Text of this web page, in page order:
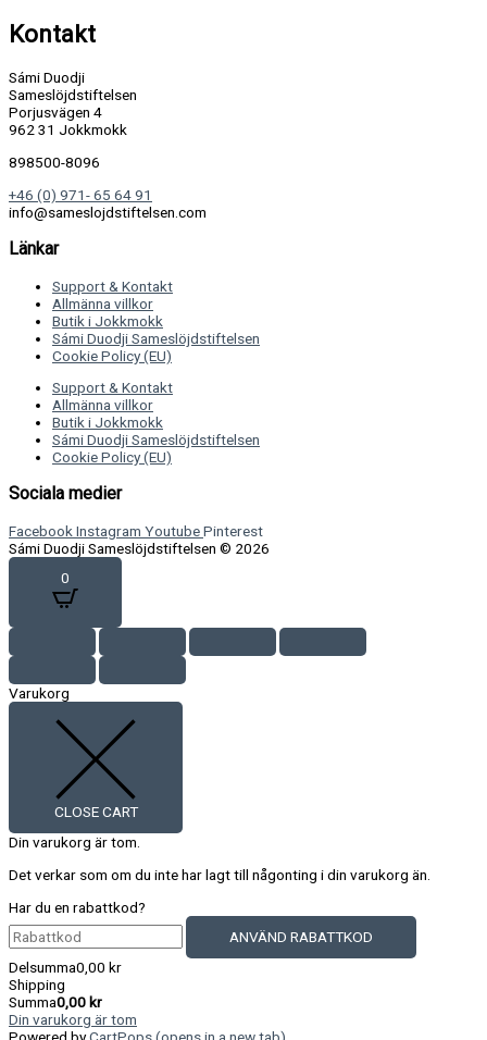
Kontakt
Sámi Duodji
Sameslöjdstiftelsen
Porjusvägen 4
962 31 Jokkmokk
898500-8096
+46 (0) 971- 65 64 91
info@sameslojdstiftelsen.com
Länkar
Support & Kontakt
Allmänna villkor
Butik i Jokkmokk
Sámi Duodji Sameslöjdstiftelsen
Cookie Policy (EU)
Support & Kontakt
Allmänna villkor
Butik i Jokkmokk
Sámi Duodji Sameslöjdstiftelsen
Cookie Policy (EU)
Sociala medier
FacebookInstagram YoutubePinterest
Sámi Duodji Sameslöjdstiftelsen © 2026
0
Varukorg
CLOSE CART
Din varukorg är tom.
Det verkar som om du inte har lagt till någonting i din varukorg än.
Har du en rabattkod?
ANVÄND RABATTKOD
Delsumma0,00 kr
Shipping
Summa0,00 kr
Din varukorg är tom
Powered byCartPops(opens in a new tab)